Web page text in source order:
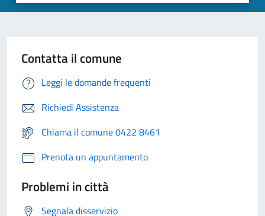
Contatta il comune
Leggi le domande frequenti
Richiedi Assistenza
Chiama il comune 0422 8461
Prenota un appuntamento
Problemi in città
Segnala disservizio